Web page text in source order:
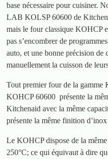
base nécessaire pour cuisiner.
LAB KOLSP 60600 de
mais le four classique KOHCP
pas s’encombrer de
auto, et une bonne précision
manuellement la cuisson de
Tout premier four de la
KOHCP 60600 présente la
Kitchenaid avec la même
présente la même finition
Le KOHCP dispose de la
250°C; ce qui équivaut à dire